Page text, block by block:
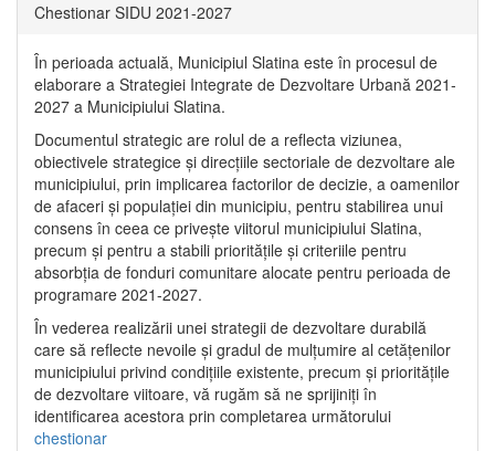
Chestionar SIDU 2021-2027
În perioada actuală, Municipiul Slatina este în procesul de
elaborare a Strategiei Integrate de Dezvoltare Urbană 2021‐
2027 a Municipiului Slatina.
Documentul strategic are rolul de a reflecta viziunea,
obiectivele strategice și direcțiile sectoriale de dezvoltare ale
municipiului, prin implicarea factorilor de decizie, a oamenilor
de afaceri și populației din municipiu, pentru stabilirea unui
consens în ceea ce privește viitorul municipiului Slatina,
precum și pentru a stabili prioritățile și criteriile pentru
absorbția de fonduri comunitare alocate pentru perioada de
programare 2021-2027.
În vederea realizării unei strategii de dezvoltare durabilă
care să reflecte nevoile și gradul de mulțumire al cetățenilor
municipiului privind condițiile existente, precum și prioritățile
de dezvoltare viitoare, vă rugăm să ne sprijiniți în
identificarea acestora prin completarea următorului
chestionar